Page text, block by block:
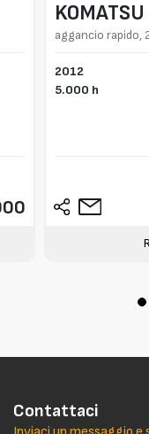
KOMATSU
aggancio rapido,
2012
5.000 h
Contattaci